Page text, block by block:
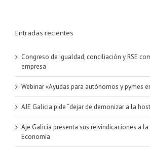
Entradas recientes
Congreso de igualdad, conciliación y RSE
empresa
Webinar «Ayudas para autónomos y pymes
AJE Galicia pide “dejar de demonizar a la
Aje Galicia presenta sus reivindicaciones a
Economía